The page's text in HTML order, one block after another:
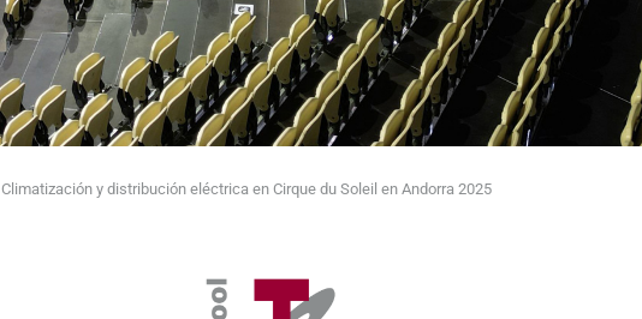
Climatización y distribución eléctrica en Cirque du Soleil en Andorra 2025